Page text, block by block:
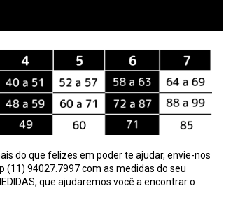
do que felizes em poder te ajudar, envie-nos
(11) 94027.7997com as medidas do seu
, que ajudaremos você a encontrar o